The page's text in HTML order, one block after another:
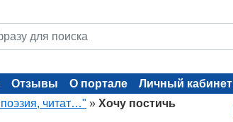
Отзывы О портале
Личный кабинет
читат…" » Хочу постичь